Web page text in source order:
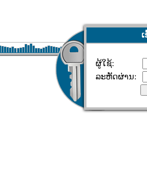
ຜູ້ໃຊ້:
ລະຫັດຜ່ານ: